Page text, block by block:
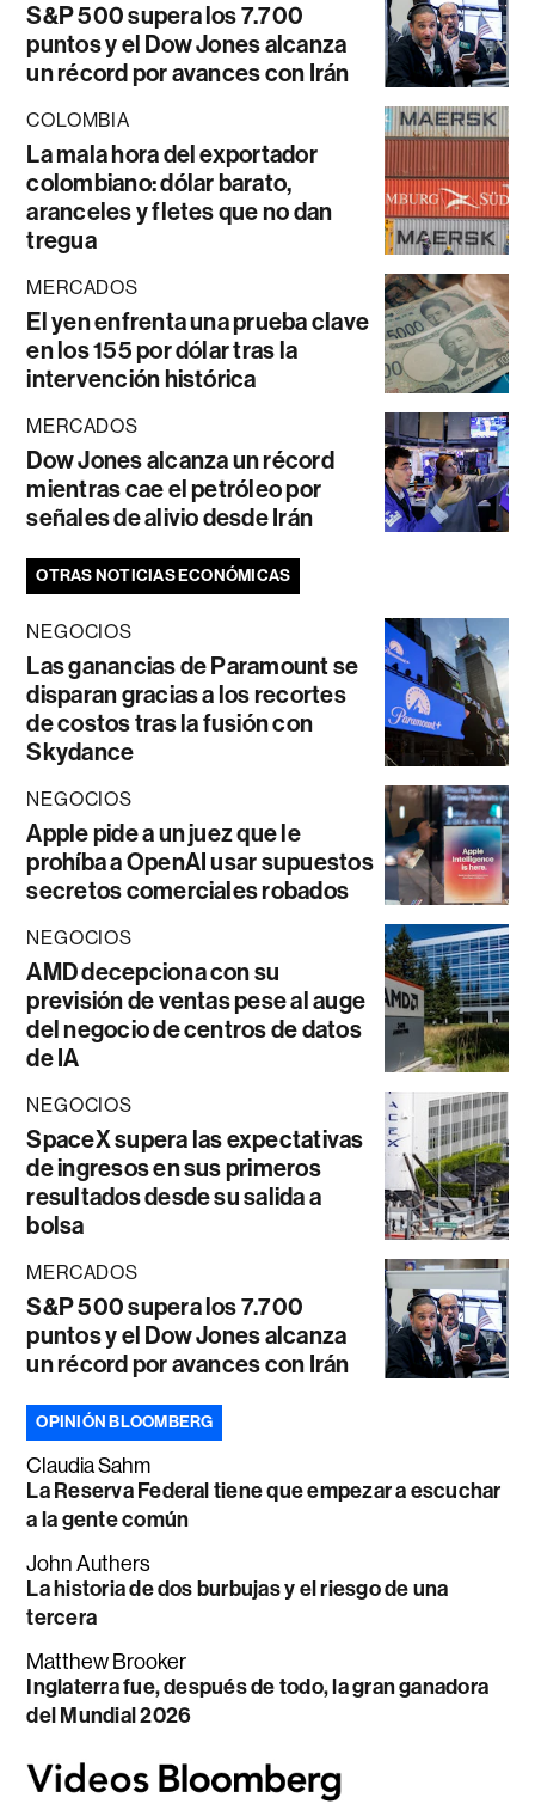
S&P 500 supera los 7.700
puntos y el Dow Jones alcanza
un récord por avances con Irán
COLOMBIA
La mala hora del exportador
colombiano: dólar barato,
aranceles y fletes que no dan
tregua
MERCADOS
El yen enfrenta una prueba clave
en los 155 por dólar tras la
intervención histórica
MERCADOS
Dow Jones alcanza un récord
mientras cae el petróleo por
señales de alivio desde Irán
OTRAS NOTICIAS ECONÓMICAS
NEGOCIOS
Las ganancias de Paramount se
disparan gracias a los recortes
de costos tras la fusión con
Skydance
NEGOCIOS
Apple pide a un juez que le
prohíba a OpenAI usar supuestos
secretos comerciales robados
NEGOCIOS
AMD decepciona con su
previsión de ventas pese al auge
del negocio de centros de datos
de IA
NEGOCIOS
SpaceX supera las expectativas
de ingresos en sus primeros
resultados desde su salida a
bolsa
MERCADOS
S&P 500 supera los 7.700
puntos y el Dow Jones alcanza
un récord por avances con Irán
OPINIÓN BLOOMBERG
Claudia Sahm
La Reserva Federal tiene que empezar a escuchar
a la gente común
John Authers
La historia de dos burbujas y el riesgo de una
tercera
Matthew Brooker
Inglaterra fue, después de todo, la gran ganadora
del Mundial 2026